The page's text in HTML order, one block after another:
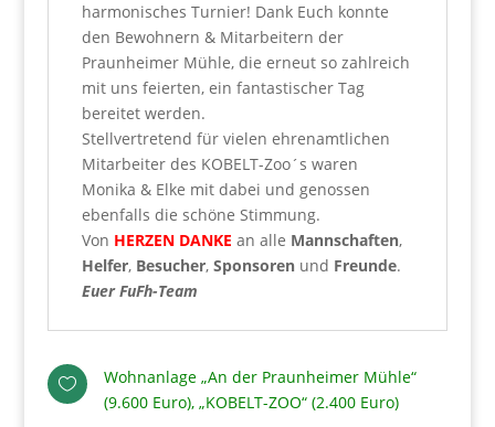
harmonisches Turnier! Dank Euch konnte
den Bewohnern & Mitarbeitern der
Praunheimer Mühle, die erneut so zahlreich
mit uns feierten, ein fantastischer Tag
bereitet werden.
Stellvertretend für vielen ehrenamtlichen
Mitarbeiter des KOBELT-Zoo´s waren
Monika & Elke mit dabei und genossen
ebenfalls die schöne Stimmung.
Von HERZEN DANKE an alle Mannschaften,
Helfer, Besucher, Sponsorenund Freunde.
Euer FuFh-Team

Wohnanlage „An der Praunheimer Mühle“
(9.600 Euro), „KOBELT-ZOO“ (2.400 Euro)